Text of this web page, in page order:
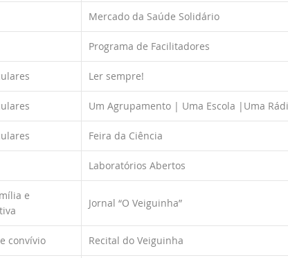
Mercado da Saúde Solidário
Programa de Facilitadores
Ler sempre!
Um Agrupamento | Uma Escola |Uma
Feira da Ciência
Laboratórios Abertos
e
Jornal “O Veiguinha”
convívio Recital do Veiguinha